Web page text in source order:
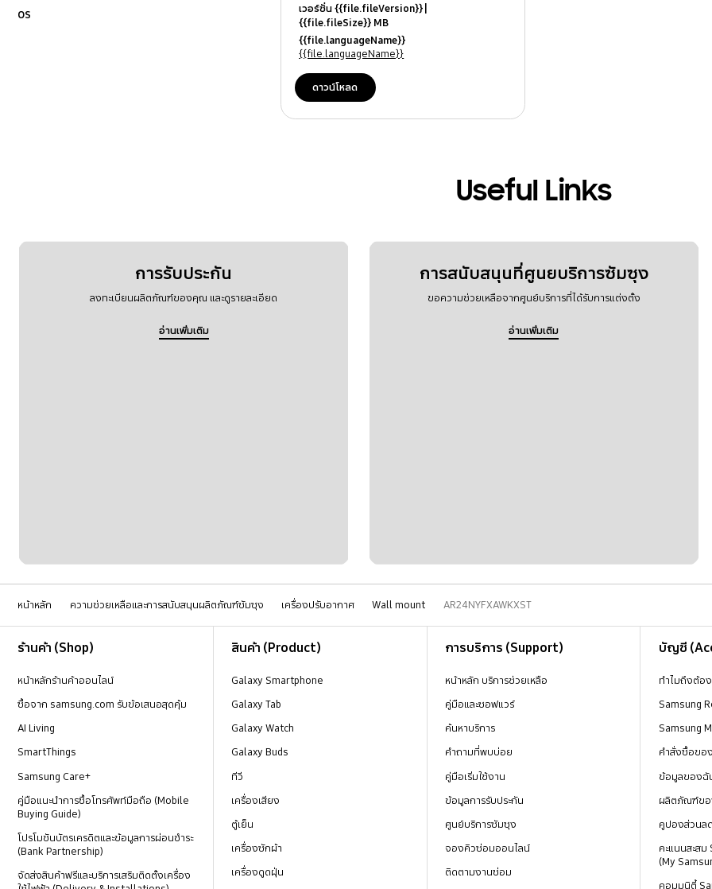
OS
เวอร์ชั่น {{file.fileVersion}}
{{file.fileSize}} MB
{{file.fileModifiedDate}}
{{file.osNames}}
{{file.languageName}}
{{file.languageName}}
ดาวน์โหลด
Useful Links
การรับประกัน
ลงทะเบียนผลิตภัณฑ์ของคุณ และดูรายละเอียด
อ่านเพิ่มเติม
การสนับสนุนที่ศูนยบริการซัมซุง
ขอความช่วยเหลือจากศูนย์บริการที่ได้รับการแต่งตั้ง
อ่านเพิ่มเติม
หน้าหลัก ความช่วยเหลือและการสนับสนุนผลิตภัณฑ์ซัมซุง เครื่องปรับอากาศ Wall mount AR24NYFXAWKXST
ร้านค้า (Shop)
หน้าหลักร้านค้าออนไลน์
ซื้อจาก samsung.com รับข้อเสนอสุดคุ้ม
AI Living
SmartThings
Samsung Care+
คู่มือแนะนำการซื้อโทรศัพท์มือถือ (Mobile
Buying Guide)
โปรโมชันบัตรเครดิตและข้อมูลการผ่อนชำระ
(Bank Partnership)
จัดส่งสินค้าฟรีและบริการเสริมติดตั้งเครื่อง
สินค้า (Product)
Galaxy Smartphone
Galaxy Tab
Galaxy Watch
Galaxy Buds
ทีวี
เครื่องเสียง
ตู้เย็น
เครื่องซักผ้า
เครื่องดูดฝุ่น
การบริการ (Support)
หน้าหลัก บริการช่วยเหลือ
คู่มือและซอฟแวร์
ค้นหาบริการ
คำถามที่พบบ่อย
คู่มือเริ่มใช้งาน
ข้อมูลการรับประกัน
ศูนย์บริการซัมซุง
จองคิวซ่อมออนไลน์
ติดตามงานซ่อม
บัญชี
ทำไมถึงต้อ
Samsung
Samsung
คำสั่งซื้อขอ
ข้อมูลของฉั
ผลิตภัณฑ์ขอ
คูปองส่วนล
คะแนนสะส
(My
คอมมูนิตี้